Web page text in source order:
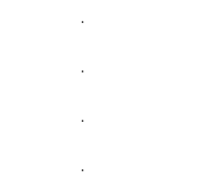
.
.
.
.